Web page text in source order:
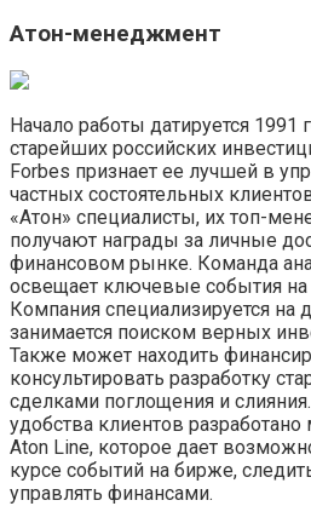
Атон-менеджмент
Начало работы датируется 1991
старейших российских
Forbes признает ее лучшей в
частных состоятельных
«Атон» специалисты, их топ-
получают награды за личные
финансовом рынке. Команда
освещает ключевые события
Компания специализируется на
занимается поиском верных
Также может находить
консультировать разработку
сделками поглощения и
удобства клиентов
Aton Line, которое дает
курсе событий на бирже,
управлять финансами.